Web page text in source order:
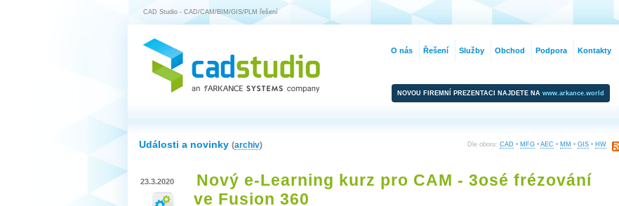
CAD Studio - CAD/CAM/BIM/GIS/PLM řešení
NOVOU FIREMNÍ PREZENTACI NAJDETE NA www.arkance.world
Dle oboru: CAD • MFG • AEC • MM • GIS • HW
Události a novinky (archiv)
23.3.2020
Nový e-Learning kurz pro CAM - 3osé frézování
ve Fusion 360
O nás Řešení Služby Obchod Podpora Kontakty